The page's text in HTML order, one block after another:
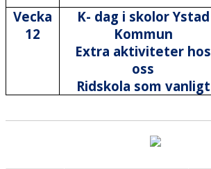
Vecka
12
K- dag i skolor Ystad
Kommun
Extra aktiviteter hos
oss
Ridskola som vanligt